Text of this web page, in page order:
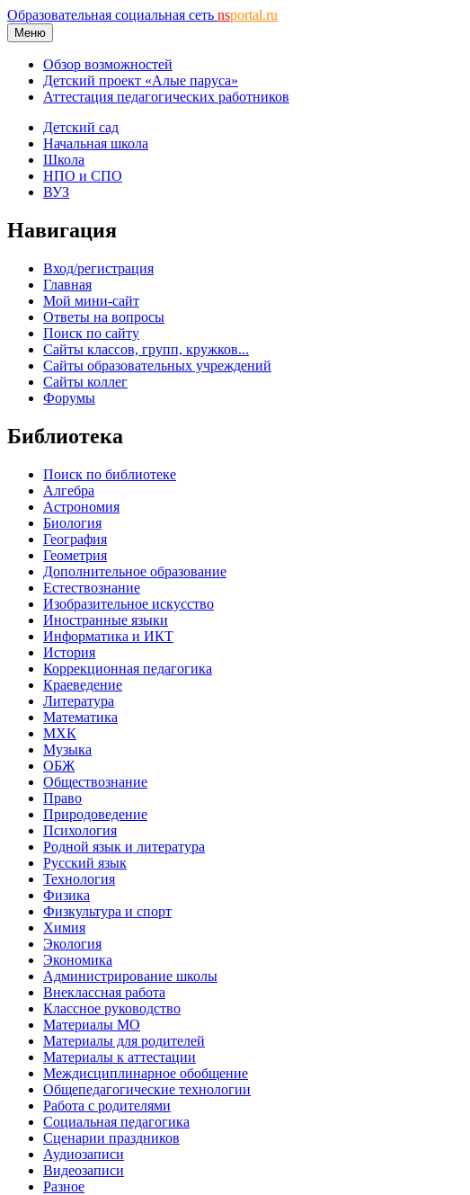
Образовательная социальная сеть nsportal.ru
Меню
Обзор возможностей
Детский проект «Алые паруса»
Аттестация педагогических работников
Детский сад
Начальная школа
Школа
НПО и СПО
ВУЗ
Навигация
Вход/регистрация
Главная
Мой мини-сайт
Ответы на вопросы
Поиск по сайту
Сайты классов, групп, кружков...
Сайты образовательных учреждений
Сайты коллег
Форумы
Библиотека
Поиск по библиотеке
Алгебра
Астрономия
Биология
География
Геометрия
Дополнительное образование
Естествознание
Изобразительное искусство
Иностранные языки
Информатика и ИКТ
История
Коррекционная педагогика
Краеведение
Литература
Математика
МХК
Музыка
ОБЖ
Обществознание
Право
Природоведение
Психология
Родной язык и литература
Русский язык
Технология
Физика
Физкультура и спорт
Химия
Экология
Экономика
Администрирование школы
Внеклассная работа
Классное руководство
Материалы МО
Материалы для родителей
Материалы к аттестации
Междисциплинарное обобщение
Общепедагогические технологии
Работа с родителями
Социальная педагогика
Сценарии праздников
Аудиозаписи
Видеозаписи
Разное